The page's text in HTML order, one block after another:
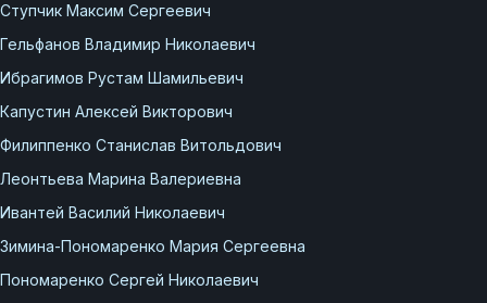
Ступчик Максим Сергеевич
Гельфанов Владимир Николаевич
Ибрагимов Рустам Шамильевич
Капустин Алексей Викторович
Филиппенко Станислав Витольдович
Леонтьева Марина Валериевна
Ивантей Василий Николаевич
Зимина-Пономаренко Мария Сергеевна
Пономаренко Сергей Николаевич